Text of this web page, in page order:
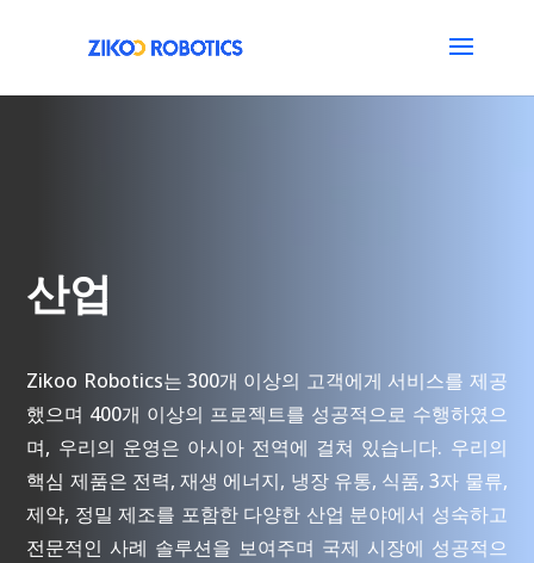
산업
Zikoo Robotics는 300개 이상의 고객에게 서비스를 제공
했으며 400개 이상의 프로젝트를 성공적으로 수행하였으
며, 우리의 운영은 아시아 전역에 걸쳐 있습니다. 우리의
핵심 제품은 전력, 재생 에너지, 냉장 유통, 식품, 3자 물류,
제약, 정밀 제조를 포함한 다양한 산업 분야에서 성숙하고
전문적인 사례 솔루션을 보여주며 국제 시장에 성공적으